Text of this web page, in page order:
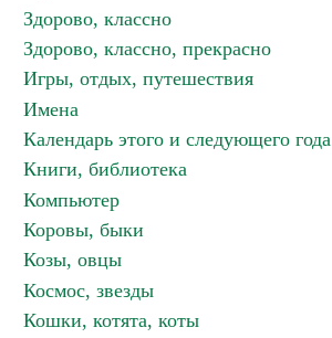
Здорово, классно
Здорово, классно, прекрасно
Игры, отдых, путешествия
Имена
Календарь этого и следующего года
Книги, библиотека
Компьютер
Коровы, быки
Козы, овцы
Космос, звезды
Кошки, котята, коты